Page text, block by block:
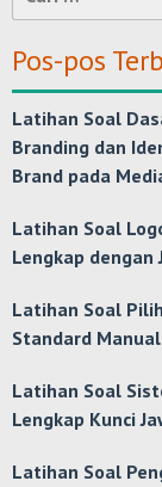
untuk:
Pos-pos
Latihan Soal
Branding dan
Brand pada
Latihan Soal
Lengkap dengan
Latihan Soal
Standard
Latihan Soal
Lengkap Kunci
Latihan Soal